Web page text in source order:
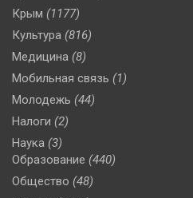
Крым (1177)
Культура (816)
Медицина (8)
Мобильная связь (1)
Молодежь (44)
Налоги (2)
Наука (3)
Образование (440)
Общество (48)